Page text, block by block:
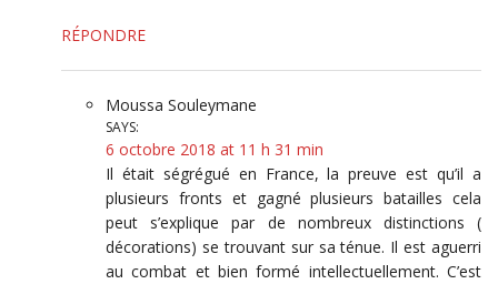
RÉPONDRE
Moussa Souleymane
SAYS:
6 octobre 2018 at 11 h 31 min
Il était ségrégué en France, la preuve est qu’il a
plusieurs fronts et gagné plusieurs batailles cela
peut s’explique par de nombreux distinctions (
décorations) se trouvant sur sa ténue. Il est aguerri
au combat et bien formé intellectuellement. C’est